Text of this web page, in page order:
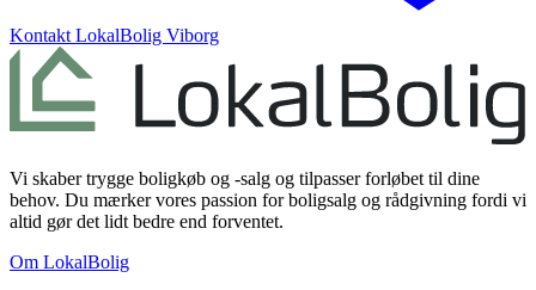
Kontakt LokalBolig Viborg
Vi skaber trygge boligkøb og -salg og tilpasser forløbet til dine
behov. Du mærker vores passion for boligsalg og rådgivning fordi vi
altid gør det lidt bedre end forventet.
Om LokalBolig